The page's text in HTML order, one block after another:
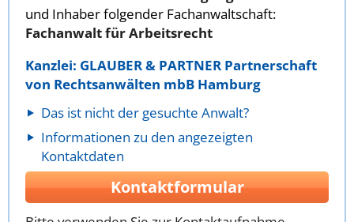
und Inhaber folgender Fachanwaltschaft:
Fachanwalt für Arbeitsrecht
Kanzlei: GLAUBER & PARTNER Partnerschaft
von Rechtsanwälten mbB Hamburg
Das ist nicht der gesuchte Anwalt?
Informationen zu den angezeigten
Kontaktdaten
Kontaktformular